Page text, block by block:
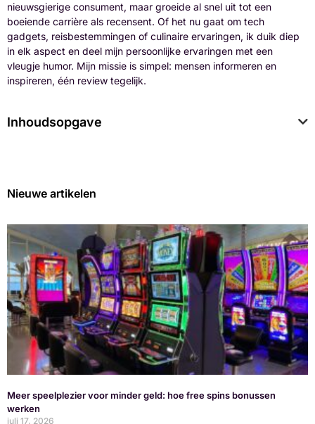
nieuwsgierige consument, maar groeide al snel uit tot een
boeiende carrière als recensent. Of het nu gaat om tech
gadgets, reisbestemmingen of culinaire ervaringen, ik duik diep
in elk aspect en deel mijn persoonlijke ervaringen met een
vleugje humor. Mijn missie is simpel: mensen informeren en
inspireren, één review tegelijk.
Inhoudsopgave
Nieuwe artikelen
Meer speelplezier voor minder geld: hoe free spins bonussen
werken
juli 17, 2026